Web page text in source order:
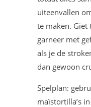
uiteenvallen
te maken. Giet
garneer met
als je de
dan gewoon
Spelplan:
maïstortilla’s